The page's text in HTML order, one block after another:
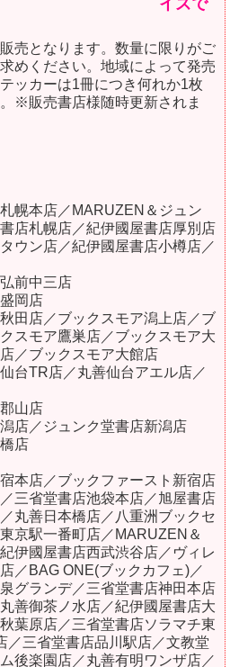
イズで
売となります。数量に限りがご
めください。地域によって発売
ッカーは1冊につき何れか1枚
※販売書店様随時更新されま
幌本店／MARUZEN＆ジュン
店札幌店／紀伊國屋書店厚別店
ウン店／紀伊國屋書店小樽店／
前中三店
岡店
田店／ブックスモア潟上店／ブ
スモア鷹巣店／ブックスモア大
／ブックスモア大館店
台TR店／丸善仙台アエル店／
山店
店／ジュンク堂書店新潟店
店
本店／ブックファースト新宿店
三省堂書店池袋本店／旭屋書店
丸善日本橋店／八重洲ブックセ
京駅一番町店／MARUZEN＆
伊國屋書店西武渋谷店／ヴィレ
／BAG ONE(ブックカフェ)／
グランデ／三省堂書店神田本店
善御茶ノ水店／紀伊國屋書店大
葉原店／三省堂書店ソラマチ東
／三省堂書店品川駅店／文教堂
後楽園店／丸善有明ワンザ店／